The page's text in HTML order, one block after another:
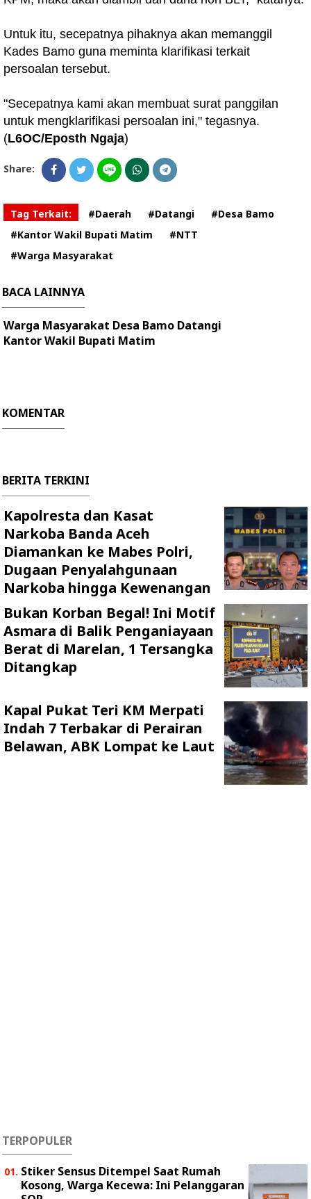
Untuk itu, secepatnya pihaknya akan memanggil
Kades Bamo guna meminta klarifikasi terkait
persoalan tersebut.
"Secepatnya kami akan membuat surat panggilan
untuk mengklarifikasi persoalan ini," tegasnya.
(L6OC/Eposth Ngaja)
Share:
Tag Terkait: #Daerah #Datangi
#Desa Bamo
#Kantor Wakil Bupati Matim
#NTT
#Warga Masyarakat
BACA LAINNYA
Warga Masyarakat Desa Bamo Datangi
Kantor Wakil Bupati Matim
KOMENTAR
BERITA TERKINI
Kapolresta dan Kasat
Narkoba Banda Aceh
Diamankan ke Mabes Polri,
Dugaan Penyalahgunaan
Narkoba hingga Kewenangan
Bukan Korban Begal! Ini Motif
Asmara di Balik Penganiayaan
Berat di Marelan, 1 Tersangka
Ditangkap
Kapal Pukat Teri KM Merpati
Indah 7 Terbakar di Perairan
Belawan, ABK Lompat ke Laut
TERPOPULER
Stiker Sensus Ditempel Saat Rumah
Kosong, Warga Kecewa: Ini Pelanggaran